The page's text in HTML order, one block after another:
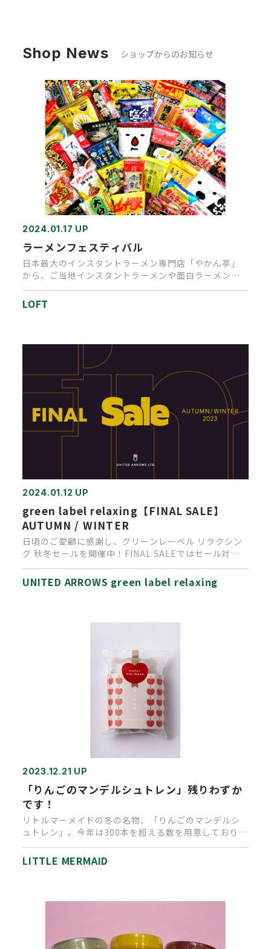
Shop News ショップからのお知らせ
2024.01.17 UP
ラーメンフェスティバル
日本最大のインスタントラーメン専門店「やかん亭」
から、ご当地インスタントラーメンや面白ラーメンが
LOFT
2024.01.12 UP
green label relaxing【FINAL SALE】
AUTUMN / WINTER
日頃のご愛顧に感謝し、グリーンレーベル リラクシン
グ 秋冬セールを開催中！FINAL SALEではセール対象
品を新たに追…
UNITED ARROWS green label relaxing
2023.12.21 UP
「りんごのマンデルシュトレン」残りわずか
です！
リトルマーメイドの冬の名物、「りんごのマンデルシ
ュトレン」。今年は300本を超える数を用意しておりま
したが、残すところわ…
LITTLE MERMAID